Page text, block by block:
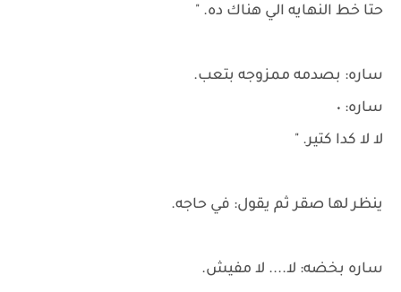
حتا خط النهايه الي هناك ده. "
ساره: بصدمه ممزوجه بتعب.
ساره: ٠
لا لا كدا كتير. "
ينظر لها صقر ثم يقول: في حاجه.
ساره بخضه: لا.... لا مفيش.